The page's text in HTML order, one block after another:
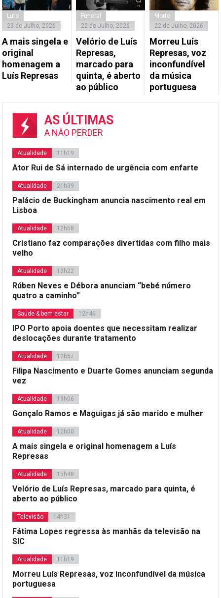
Luto
23 de Julho, 2026
A mais singela e
original
homenagem a
Luís Represas
Funeral
22 de Julho, 2026
Velório de Luís
Represas,
marcado para
quinta, é aberto
ao público
Morte
22 de Julho, 2026
Morreu Luís
Represas, voz
inconfundível
da música
portuguesa
AS ÚLTIMAS
A NÃO PERDER
Atualidade 11h19
Ator Rui de Sá internado de urgência com enfarte
Atualidade 21h39
Palácio de Buckingham anuncia nascimento real em
Lisboa
Atualidade 12h58
Cristiano faz comparações divertidas com filho mais
velho
Atualidade 13h22
Rúben Neves e Débora anunciam “bebé número
quatro a caminho”
Saúde & bem-estar 12h46
IPO Porto apoia doentes que necessitam realizar
deslocações durante tratamento
Atualidade 12h57
Filipa Nascimento e Duarte Gomes anunciam segunda
vez
Atualidade 19h06
Gonçalo Ramos e Maguigas já são marido e mulher
Atualidade 12h00
A mais singela e original homenagem a Luís
Represas
Atualidade 15h48
Velório de Luís Represas, marcado para quinta, é
aberto ao público
Televisão 14h31
Fátima Lopes regressa às manhãs da televisão na
SIC
Atualidade 11h19
Morreu Luís Represas, voz inconfundível da música
portuguesa